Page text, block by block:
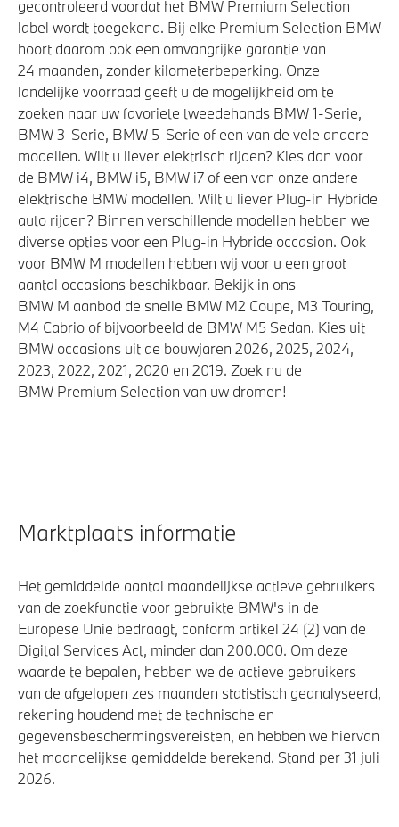
gecontroleerd voordat het BMW Premium Selection
label wordt toegekend. Bij elke Premium Selection BMW
hoort daarom ook een omvangrijke garantie van
24 maanden, zonder kilometerbeperking. Onze
landelijke voorraad geeft u de mogelijkheid om te
zoeken naar uw favoriete tweedehands BMW 1-Serie,
BMW 3-Serie, BMW 5-Serie of een van de vele andere
modellen. Wilt u liever elektrisch rijden? Kies dan voor
de BMW i4, BMW i5, BMW i7 of een van onze andere
elektrische BMW modellen. Wilt u liever Plug-in Hybride
auto rijden? Binnen verschillende modellen hebben we
diverse opties voor een Plug-in Hybride occasion. Ook
voor BMW M modellen hebben wij voor u een groot
aantal occasions beschikbaar. Bekijk in ons
BMW M aanbod de snelle BMW M2 Coupe, M3 Touring,
M4 Cabrio of bijvoorbeeld de BMW M5 Sedan. Kies uit
BMW occasions uit de bouwjaren 2026, 2025, 2024,
2023, 2022, 2021, 2020 en 2019. Zoek nu de
BMW Premium Selection van uw dromen!
Marktplaats informatie
Het gemiddelde aantal maandelijkse actieve gebruikers
van de zoekfunctie voor gebruikte BMW's in de
Europese Unie bedraagt, conform artikel 24 (2) van de
Digital Services Act, minder dan 200.000. Om deze
waarde te bepalen, hebben we de actieve gebruikers
van de afgelopen zes maanden statistisch geanalyseerd,
rekening houdend met de technische en
gegevensbeschermingsvereisten, en hebben we hiervan
het maandelijkse gemiddelde berekend. Stand per 31 juli
2026.